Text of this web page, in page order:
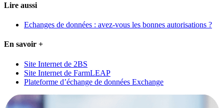
Lire aussi
Echanges de données : avez-vous les bonnes autorisations ?
En savoir +
Site Internet de 2BS
Site Internet de FarmLEAP
Plateforme d’échange de données Exchange